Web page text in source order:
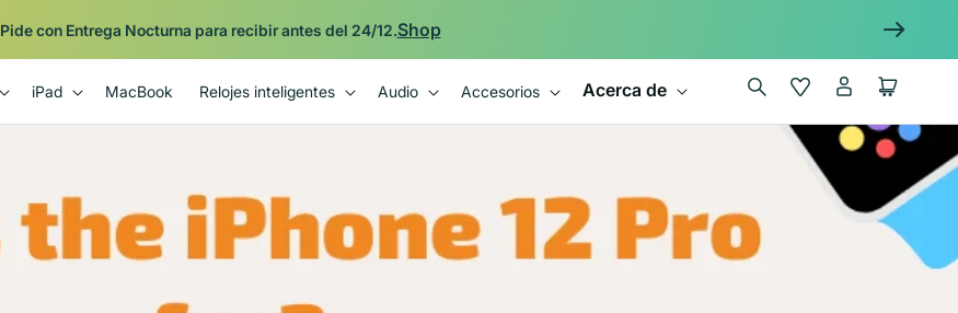
Pide con Entrega Nocturna para recibir antes del 24/12.Shop
iPad MacBook Relojes inteligentes Audio Accesorios Acerca de Wishlist
sesión
Carrito